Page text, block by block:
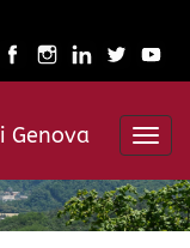
Genova